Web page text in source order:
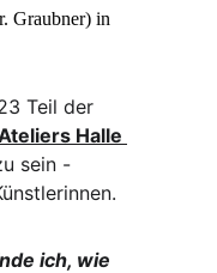
Graubner) in
Teil der
Halle
sein -
ich, wie